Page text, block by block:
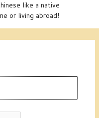
like a native
or living abroad!